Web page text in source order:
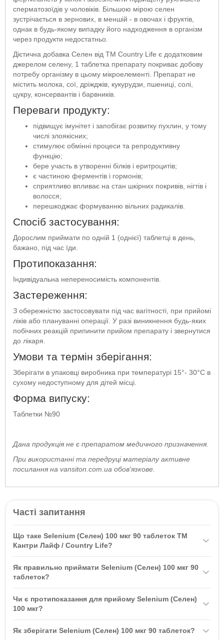
сперматозоїдів у чоловіків. Більшою мірою селен
зустрічається в зернових, в меншій - в овочах і фруктів,
однак в будь-якому випадку його надходження в організм
через продукти недостатньо.
Дієтична добавка Селен від ТМ Country Life є додатковим
джерелом селену, 1 таблетка препарату покриває добову
потребу організму в цьому мікроелементі. Препарат не
містить молока, сої, дріжджів, кукурудзи, пшениці, солі,
цукру, консервантів і барвників.
Переваги продукту:
підвищує імунітет і запобігає розвитку пухлин, у тому
числі злоякісних;
стимулює обмінні процеси та репродуктивну
функцію;
бере участь в утворенні білків і еритроцитів;
є частиною ферментів і гормонів;
сприятливо впливає на стан шкірних покривів, нігтів і
волосся;
перешкоджає формуванню вільних радикалів.
Спосіб застосування:
Дорослим приймати по одній 1 (однієї) таблетці в день,
бажано, під час їди.
Протипоказання:
Індивідуальна непереносимість компонентів.
Застереження:
З обережністю застосовувати під час вагітності, при прийомі
ліків або плануванні операції. У разі виникнення будь-яких
побічних реакцій припинити прийом препарату і звернутися
до лікаря.
Умови та термін зберігання:
Зберігати в упаковці виробника при температурі 15°- 30°C в
сухому недоступному для дітей місці.
Форма випуску:
Таблетки №90
Дана продукція не є препаратом медичного призначення.
При використанні та передруці матеріалу активне
посилання на vansiton.com.ua обов'язкове.
Часті запитання
Що таке Selenium (Селен) 100 мкг 90 таблеток ТМ
Кантри Лайф / Country Life?
Life — це дієтична добавка, яка є важливим елементом
репродуктивне здоров'я.
Як правильно приймати Selenium (Селен) 100 мкг 90
таблеток?
їжі. Це допоможе забезпечити краще засвоєння селену в
Чи є протипоказання для прийому Selenium (Селен)
100 мкг?
непереносимість компонентів. Використовувати з обережністю
Як зберігати Selenium (Селен) 100 мкг 90 таблеток?